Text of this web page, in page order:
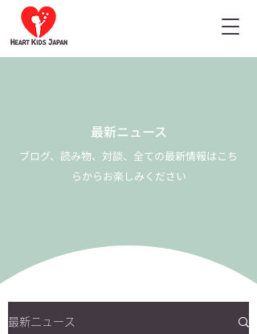
最新ニュース
ブログ、読み物、対談、全ての最新情報はこち
らからお楽しみください
最新ニュース